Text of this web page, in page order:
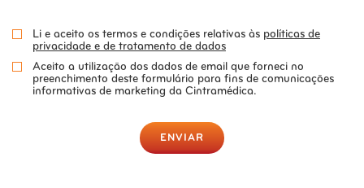
Li e aceito os termos e condições relativas às políticas de
privacidade e de tratamento de dados
Aceito a utilização dos dados de email que forneci no
preenchimento deste formulário para fins de comunicações
informativas de marketing da Cintramédica.
ENVIAR